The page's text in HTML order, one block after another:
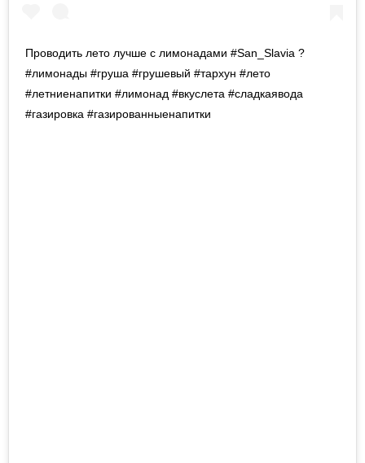
Проводить лето лучше с лимонадами #San_Slavia ? ⠀
#лимонады #груша #грушевый #тархун #лето
#летниенапитки #лимонад #вкуслета #сладкаявода
#газировка #газированныенапитки